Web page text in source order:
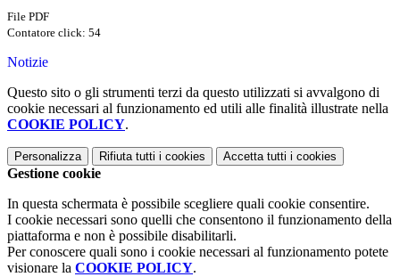
File PDF
Contatore click: 54
Notizie
Questo sito o gli strumenti terzi da questo utilizzati si avvalgono di
cookie necessari al funzionamento ed utili alle finalità illustrate nella
COOKIE POLICY.
Personalizza Rifiuta tutti i cookies Accetta tutti i cookies
Gestione cookie
In questa schermata è possibile scegliere quali cookie consentire.
I cookie necessari sono quelli che consentono il funzionamento della
piattaforma e non è possibile disabilitarli.
Per conoscere quali sono i cookie necessari al funzionamento potete
visionare la COOKIE POLICY.